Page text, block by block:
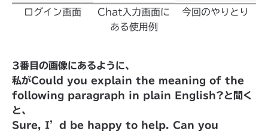
ログイン画面
Chat入力画面に
ある使用例
今回のやりとり
3番目の画像にあるように、
私がCould you explain the meaning of the
following paragraph in plain English?と聞く
と、
Sure, I’d be happy to help. Can you